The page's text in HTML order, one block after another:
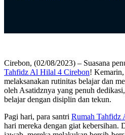
Cirebon, (02/08/2023) – Suasana
Tahfidz Al Hilal 4 Cirebon! Kemarin,
melaksanakan rutinitas belajar dan
oleh Asatidznya yang penuh
belajar dengan disiplin dan tekun.
Pagi hari, para santri Rumah Tahfidz
hari mereka dengan giat kebersihan.